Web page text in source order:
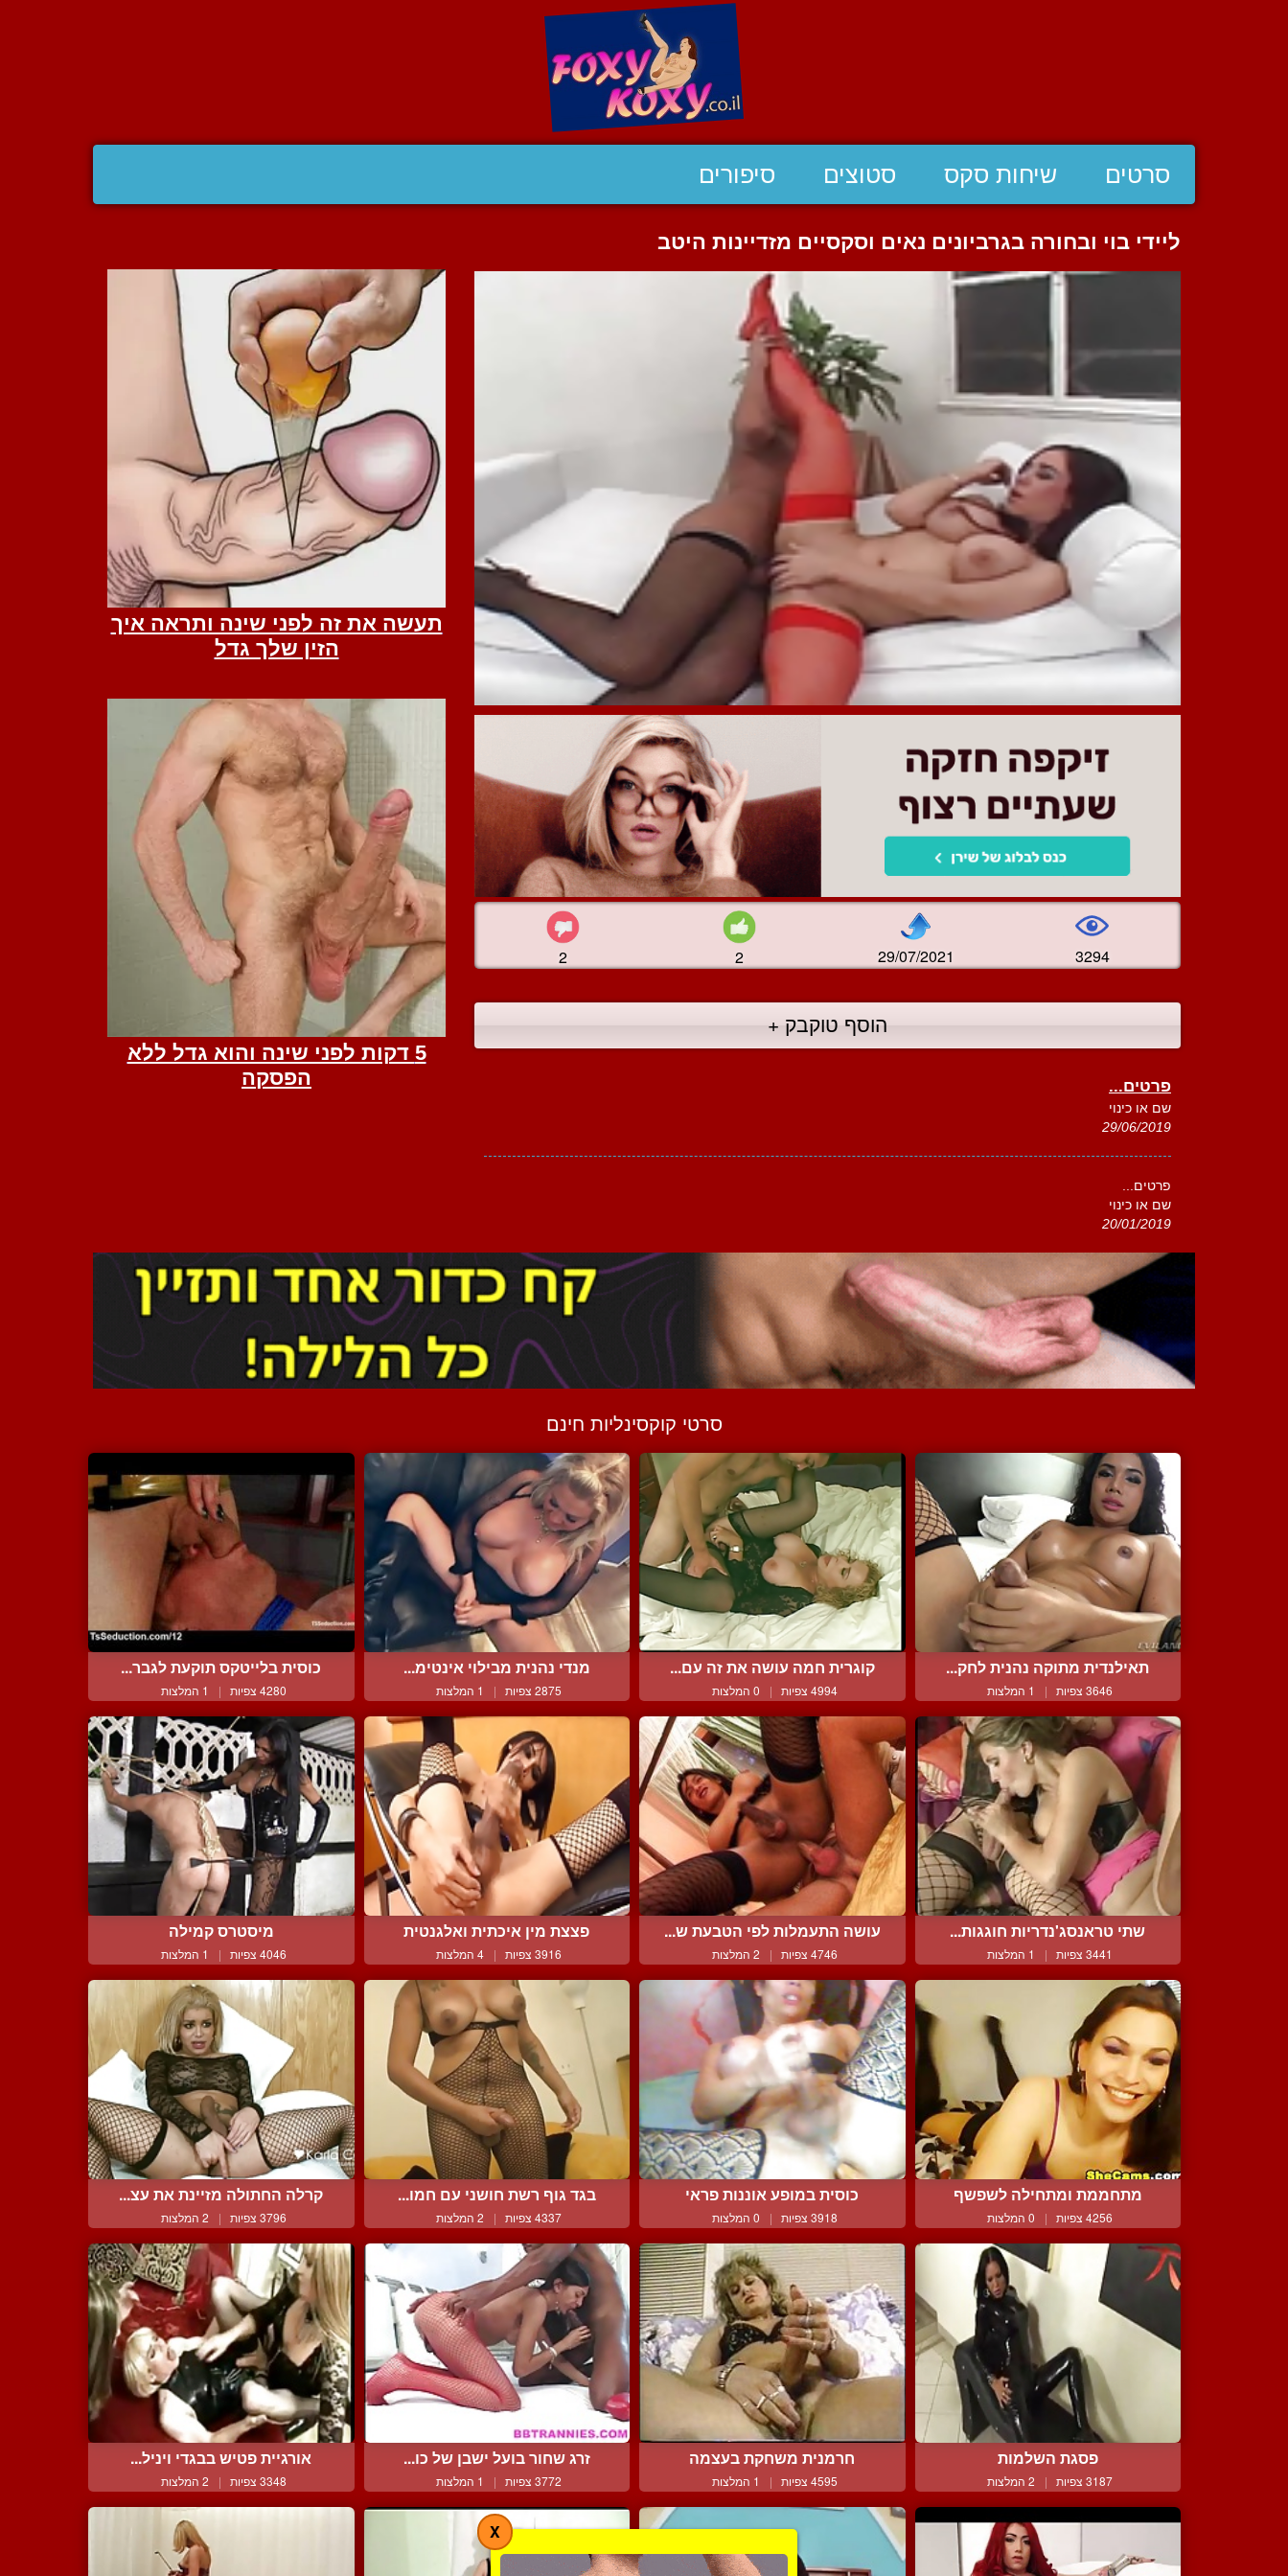
סרטים שיחות סקס סטוצים סיפורים
ליידי בוי ובחורה בגרביונים נאים וסקסיים מזדיינות היטב
2 2 29/07/2021 3294
הוסף טוקבק +
פרטים...
שם או כינוי
29/06/2019
פרטים...
שם או כינוי
20/01/2019
סרטי קוקסינליות חינם
תאילנדית מתוקה נהנית לחק...
3646 צפיות | 1 המלצות
קוגרית חמה עושה את זה עם...
4994 צפיות | 0 המלצות
מנדי נהנית מבילוי אינטימ...
2875 צפיות | 1 המלצות
כוסית בלייטקס תוקעת לגבר...
4280 צפיות | 1 המלצות
שתי טראנסג'נדריות חוגגות...
3441 צפיות | 1 המלצות
עושה התעמלות לפי הטבעת ש...
4746 צפיות | 2 המלצות
פצצת מין איכתית ואלגנטית
3916 צפיות | 4 המלצות
מיסטרס קמילה
4046 צפיות | 1 המלצות
מתחממת ומתחילה לשפשף
4256 צפיות | 0 המלצות
כוסית במופע אוננות פראי
3918 צפיות | 0 המלצות
בגד גוף רשת חושני עם חמו...
4337 צפיות | 2 המלצות
קרלה החתולה מזיינת את עצ...
3796 צפיות | 2 המלצות
פסגת השלמות
3187 צפיות | 2 המלצות
חרמנית משחקת בעצמה
4595 צפיות | 1 המלצות
זרג שחור בועל ישבן של כו...
3772 צפיות | 1 המלצות
אורגיית פטיש בבגדי ויניל...
3348 צפיות | 2 המלצות
X